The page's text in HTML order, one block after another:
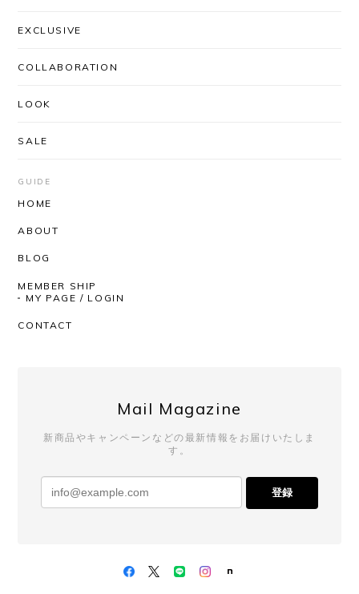
用を心よりお待ちしております。
届くまでワクワクしかありませんでした。 思ったと
おりの着心地の良さ、丈感袖のたるんとした感じ。
か奥行きのある感じもステキです。 SHOPさんはい
しみにしております。 発送対応までお褒
これからも安心してお買い物いただける
用を心よりお待ちしております。
2026/02/10
EXCLUSIVE
COLLABORATION
LOOK
SALE
GUIDE
HOME
ABOUT
BLOG
MEMBER SHIP
MY PAGE / LOGIN
CONTACT
Mail Magazine
新商品やキャンペーンなどの最新情報をお届けいたしま
す。
登録